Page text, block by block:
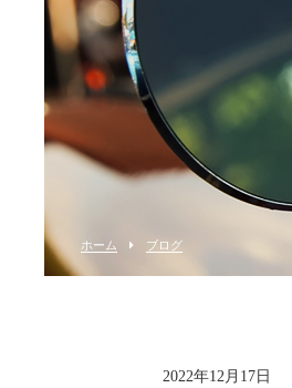
ホーム ブログ
2022年12月17日